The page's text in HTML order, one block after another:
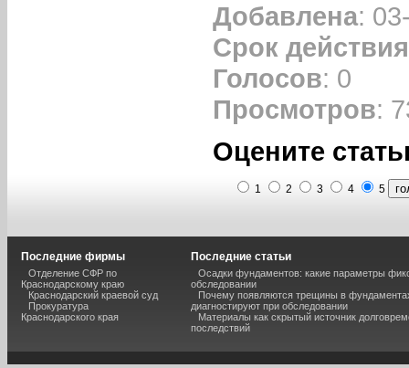
Добавлена:
Срок действия
Голосов: 0
Просмотров:
Оцените
1 2 3 4 5
Последние фирмы
Отделение СФР по
Краснодарскому краю
Краснодарский краевой суд
Прокуратура
Краснодарского края
Последние статьи
Осадки фундаментов: какие параметры
обследовании
Почему появляются трещины в
диагностируют при обследовании
Материалы как скрытый источник
последствий